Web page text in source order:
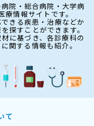
院・総合病院・大学病
情報サイトです。
きる疾患・治療などか
探すことができます。
に基づき、各診療科の
関する情報も紹介。
て